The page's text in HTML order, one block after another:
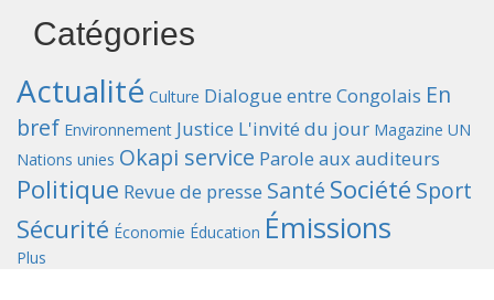
Catégories
Actualité Culture Dialogue entre Congolais En
bref Environnement Justice L'invité du jour Magazine UN
Nations unies Okapi service Parole aux auditeurs
Politique Revue de presse Santé Société Sport
Sécurité Économie Éducation Émissions
Plus